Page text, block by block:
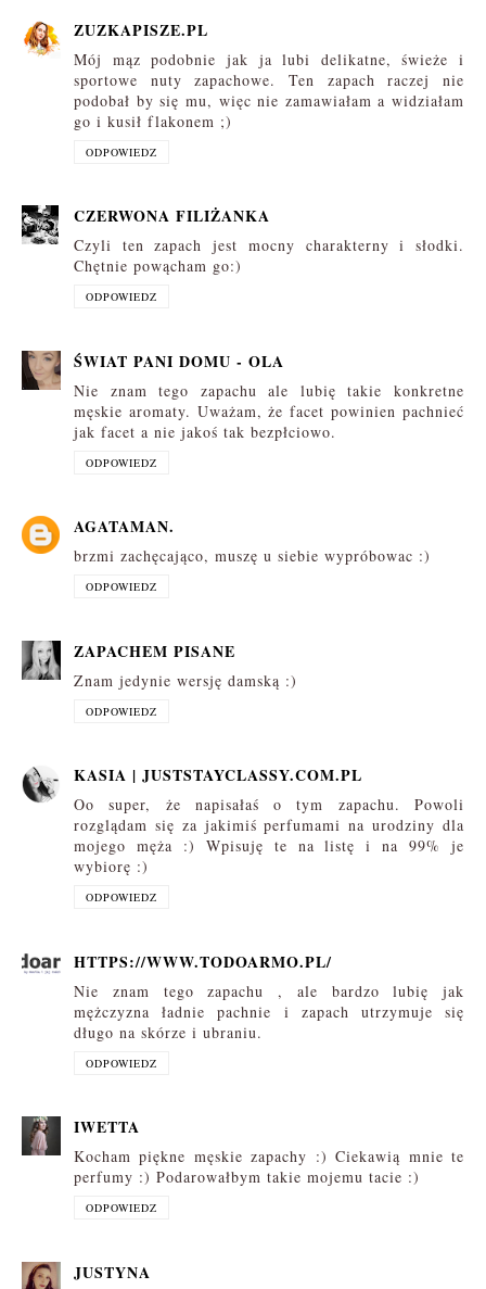
ZUZKAPISZE.PL
Mój mąz podobnie jak ja lubi delikatne, świeże i
sportowe nuty zapachowe. Ten zapach raczej nie
podobał by się mu, więc nie zamawiałam a widziałam
go i kusił flakonem ;)
ODPOWIEDZ
CZERWONA FILIŻANKA
Czyli ten zapach jest mocny charakterny i słodki.
Chętnie powącham go:)
ODPOWIEDZ
ŚWIAT PANI DOMU - OLA
Nie znam tego zapachu ale lubię takie konkretne
męskie aromaty. Uważam, że facet powinien pachnieć
jak facet a nie jakoś tak bezpłciowo.
ODPOWIEDZ
AGATAMAN.
brzmi zachęcająco, muszę u siebie wypróbowac :)
ODPOWIEDZ
ZAPACHEM PISANE
Znam jedynie wersję damską :)
ODPOWIEDZ
KASIA | JUSTSTAYCLASSY.COM.PL
Oo super, że napisałaś o tym zapachu. Powoli
rozglądam się za jakimiś perfumami na urodziny dla
mojego męża :) Wpisuję te na listę i na 99% je
wybiorę :)
ODPOWIEDZ
HTTPS://WWW.TODOARMO.PL/
Nie znam tego zapachu , ale bardzo lubię jak
mężczyzna ładnie pachnie i zapach utrzymuje się
długo na skórze i ubraniu.
ODPOWIEDZ
IWETTA
Kocham piękne męskie zapachy :) Ciekawią mnie te
perfumy :) Podarowałbym takie mojemu tacie :)
ODPOWIEDZ
JUSTYNA